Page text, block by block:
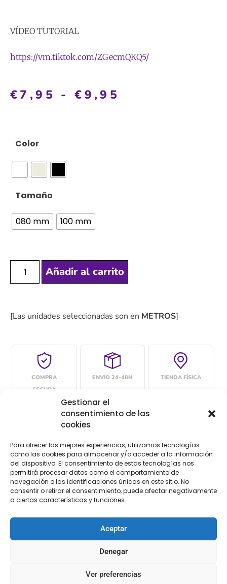
Gestionar el
consentimiento de las
cookies
Para ofrecer las mejores experiencias, utilizamos tecnologías
como las cookies para almacenar y/o acceder a la información
del dispositivo. El consentimiento de estas tecnologías nos
permitirá procesar datos como el comportamiento de
navegación o las identificaciones únicas en este sitio. No
consentir o retirar el consentimiento, puede afectar negativamente
a ciertas características y funciones.
Aceptar
Denegar
Ver preferencias
VÍDEO TUTORIAL
https://vm.tiktok.com/ZGecmQKQ5/
€7,95 - €9,95
Color
Tamaño
080 mm 100 mm
Añadir al carrito
[Las unidades seleccionadas son en METROS]
COMPRA
SEGURA
ENVÍO 24-48H TIENDA FÍSICA
Descripción
Plisado de organza negro, blanco y crudo